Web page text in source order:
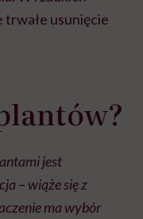
trwałe usunięcie
jest
– wiąże się z
ma wybór